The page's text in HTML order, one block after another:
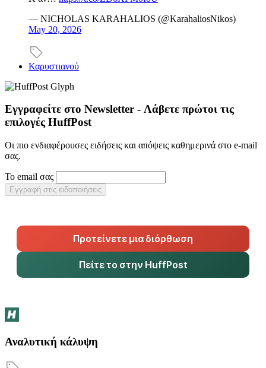
— NICHOLAS KARAHALIOS (@KarahaliosNikos)
May 20, 2026
Καρυστιανού
Εγγραφείτε στο Newsletter - Λάβετε πρώτοι τις
επιλογές HuffPost
Οι πιο ενδιαφέρουσες ειδήσεις και απόψεις καθημερινά στο e-mail
σας.
Το email σας
Εγγραφή στις ειδοποιήσεις
Προτείνετε μια διόρθωση
Πείτε το στην HuffPost
Αναλυτική κάλυψη